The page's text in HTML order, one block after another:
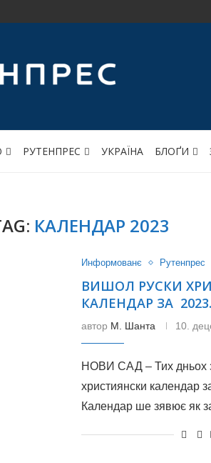
РУТЕНПРЕС УКРАЇНА БЛОҐИ
КАЛЕНДАР 2023
Информованє Рутенпрес
ВИШОЛ РУСКИ
КАЛЕНДАР ЗА
автор М. Шанта 10.
НОВИ САД – Тих дньох
християнски календар
Календар ше зявює як